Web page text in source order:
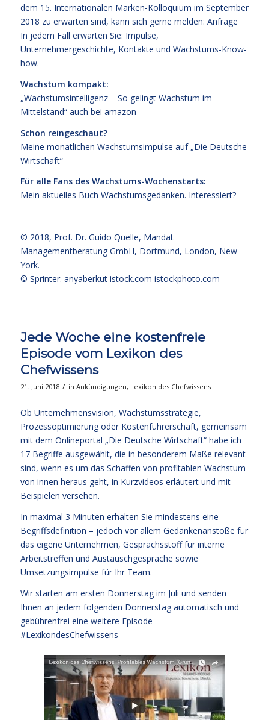
dem 15. Internationalen Marken-Kolloquium im September
2018 zu erwarten sind, kann sich gerne melden: Anfrage
In jedem Fall erwarten Sie: Impulse,
Unternehmergeschichte, Kontakte und Wachstums-Know-
how.
Wachstum kompakt:
„Wachstumsintelligenz – So gelingt Wachstum im
Mittelstand“auch bei amazon
Schon reingeschaut?
Meine monatlichen Wachstumsimpulse auf „Die Deutsche
Wirtschaft“
Für alle Fans des Wachstums-Wochenstarts:
Mein aktuelles Buch Wachstumsgedanken. Interessiert?
© 2018, Prof. Dr. Guido Quelle, Mandat
Managementberatung GmbH, Dortmund, London, New
York.
© Sprinter: anyaberkut istock.com istockphoto.com
Jede Woche eine kostenfreie
Episode vom Lexikon des
Chefwissens
21. Juni 2018 / in Ankündigungen, Lexikon des Chefwissens
Ob Unternehmensvision, Wachstumsstrategie,
Prozessoptimierung oder Kostenführerschaft, gemeinsam
mit dem Onlineportal „Die Deutsche Wirtschaft“ habe ich
17 Begriffe ausgewählt, die in besonderem Maße relevant
sind, wenn es um das Schaffen von profitablen Wachstum
von innen heraus geht, in Kurzvideos erläutert und mit
Beispielen versehen.
In maximal 3 Minuten erhalten Sie mindestens eine
Begriffsdefinition – jedoch vor allem Gedankenanstöße für
das eigene Unternehmen, Gesprächsstoff für interne
Arbeitstreffen und Austauschgespräche sowie
Umsetzungsimpulse für Ihr Team.
Wir starten am ersten Donnerstag im Juli und senden
Ihnen an jedem folgenden Donnerstag automatisch und
gebührenfrei eine weitere Episode
#LexikondesChefwissens